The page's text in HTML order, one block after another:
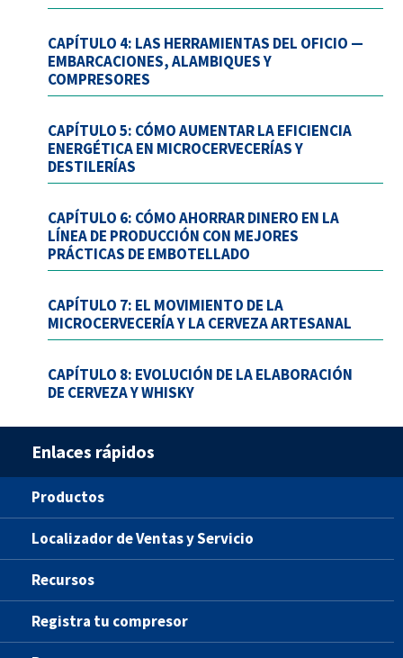
CAPÍTULO 4: LAS HERRAMIENTAS DEL OFICIO —
EMBARCACIONES, ALAMBIQUES Y
COMPRESORES
CAPÍTULO 5: CÓMO AUMENTAR LA EFICIENCIA
ENERGÉTICA EN MICROCERVECERÍAS Y
DESTILERÍAS
CAPÍTULO 6: CÓMO AHORRAR DINERO EN LA
LÍNEA DE PRODUCCIÓN CON MEJORES
PRÁCTICAS DE EMBOTELLADO
CAPÍTULO 7: EL MOVIMIENTO DE LA
MICROCERVECERÍA Y LA CERVEZA ARTESANAL
CAPÍTULO 8: EVOLUCIÓN DE LA ELABORACIÓN
DE CERVEZA Y WHISKY
Enlaces rápidos
Productos
Localizador de Ventas y Servicio
Recursos
Registra tu compresor